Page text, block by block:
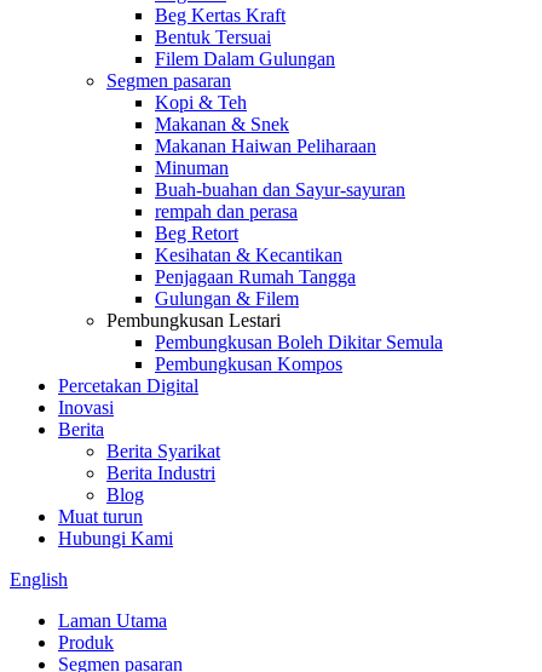
Beg Kertas Kraft
Bentuk Tersuai
Filem Dalam Gulungan
Segmen pasaran
Kopi & Teh
Makanan & Snek
Makanan Haiwan Peliharaan
Minuman
Buah-buahan dan Sayur-sayuran
rempah dan perasa
Beg Retort
Kesihatan & Kecantikan
Penjagaan Rumah Tangga
Gulungan & Filem
Pembungkusan Lestari
Pembungkusan Boleh Dikitar Semula
Pembungkusan Kompos
Percetakan Digital
Inovasi
Berita
Berita Syarikat
Berita Industri
Blog
Muat turun
Hubungi Kami
English
Laman Utama
Produk
Segmen pasaran